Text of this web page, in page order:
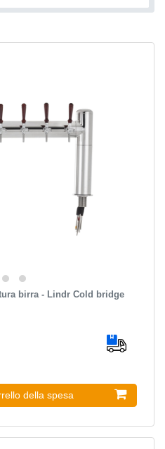
birra - Lindr Cold bridge
della spesa